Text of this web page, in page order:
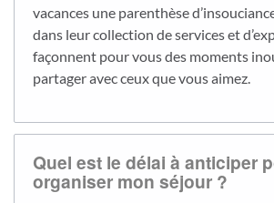
vacances une parenthèse
dans leur collection de services et
façonnent pour vous des moments
partager avec ceux que vous aimez.
Quel est le délai à anticiper
organiser mon séjour ?